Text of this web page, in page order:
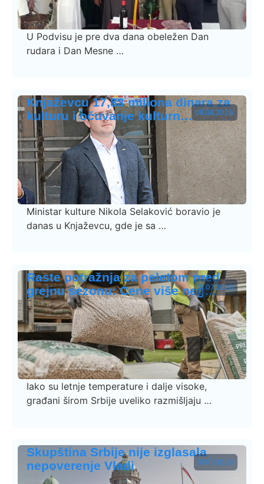
U Podvisu je pre dva dana obeležen Dan
rudara i Dan Mesne …
09.08.2026.
Knjaževcu 17,83 miliona dinara za
kulturu i očuvanje kulturn…
Ministar kulture Nikola Selaković boravio je
danas u Knjaževcu, gde je sa …
31.07.2026.
Raste potražnja za peletom pred
grejnu sezonu: Cene više neg…
Iako su letnje temperature i dalje visoke,
građani širom Srbije uveliko razmišljaju …
31.07.2026.
Skupština Srbije nije izglasala
nepoverenje Vladi